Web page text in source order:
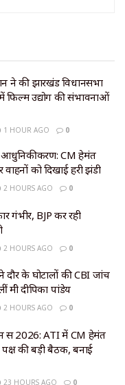
ने की झारखंड विधानसभा
फिल्म उद्योग की संभावनाओं
1 HOUR AGO 0
आधुनिकीकरण: CM हेमंत
को दिखाई हरी झंडी
2 HOURS AGO 0
गंभीर, BJP कर रही
2 HOURS AGO 0
के घोटालों की CBI जांच
मंत्री दीपिका पांडेय
2 HOURS AGO 0
2026: ATI में CM हेमंत
पक्ष की बड़ी बैठक, बनाई
23 HOURS AGO 0